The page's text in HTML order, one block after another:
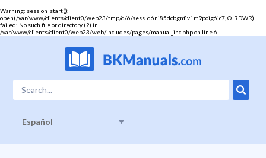
Warning: session_start():
open(/var/www/clients/client0/web23/tmp/q/6/sess_q6ni85dcbgnflv1rt9poig6jc7, O_RDWR)
failed: No such file or directory (2) in
/var/www/clients/client0/web23/web/includes/pages/manual_inc.phpon line6
Español